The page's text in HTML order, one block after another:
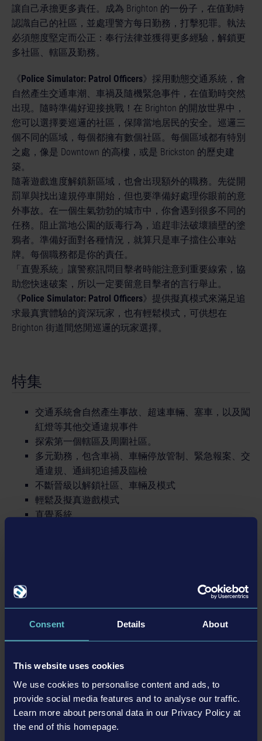
Consent Details About
This website uses cookies
We use cookies to personalise content and ads, to
provide social media features and to analyse our traffic.
Learn more about personal data in our Privacy Policy at
the end of this homepage.
讓自己承擔更多責任。成為 Brighton 的一份子，在值勤時
認識自己的社區，並處理警方每日勤務，打擊犯罪。執法
必須態度堅定而公正：奉行法律並獲得更多經驗，解鎖更
多社區、轄區及勤務。
《Police Simulator: Patrol Officers》採用動態交通系統，會
自然產生交通車潮、車禍及隨機緊急事件，在值勤時突然
出現。隨時準備好迎接挑戰！在 Brighton 的開放世界中，
您可以選擇要巡邏的社區，保障當地居民的安全。巡邏三
個不同的區域，每個都擁有數個社區。每個區域都有特別
之處，像是 Downtown 的高樓，或是 Brickston 的歷史建
築。
隨著遊戲進度解鎖新區域，也會出現額外的職務。先從開
罰單與找出違規停車開始，但也要準備好處理你眼前的意
外事故。在一個生氣勃勃的城市中，你會遇到很多不同的
任務。阻止當地公園的販毒行為，追趕非法破壞牆壁的塗
鴉者。準備好面對各種情況，就算只是車子擋住公車站
牌。每個職務都是你的責任。
「直覺系統」讓警察訊問目擊者時能注意到重要線索，協
助您快速破案，所以一定要留意目擊者的言行舉止。
《Police Simulator: Patrol Officers》提供擬真模式來滿足追
求最真實體驗的資深玩家，也有輕鬆模式，可供想在
Brighton 街道間悠閒巡邏的玩家選擇。
特集
交通系統會自然產生事故、超速車輛、塞車，以及闖
紅燈等其他交通違規事件
探索第一個轄區及周圍社區。
多元勤務，包含車禍、車輛停放管制、緊急報案、交
通違規、通緝犯追捕及臨檢
不斷晉級以解鎖社區、車輛及模式
輕鬆及擬真遊戲模式
直覺系統
詳情
系統需求
Minimum system requirements:
Requires a 64-bit processor and operating system
OS:Windows 10 64-Bit
Intel® Core™ i3-2120 or higher
產品資訊
開發者： AESIR Interactive
類型： Simulation